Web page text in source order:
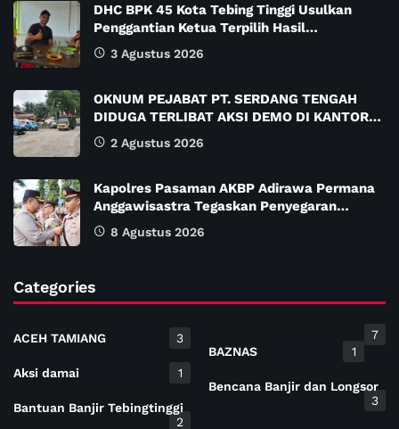
DHC BPK 45 Kota Tebing Tinggi Usulkan
Penggantian Ketua Terpilih Hasil…
3 Agustus 2026
OKNUM PEJABAT PT. SERDANG TENGAH
DIDUGA TERLIBAT AKSI DEMO DI KANTOR…
2 Agustus 2026
Kapolres Pasaman AKBP Adirawa Permana
Anggawisastra Tegaskan Penyegaran…
8 Agustus 2026
Categories
ACEH TAMIANG 3
Aksi damai 1
Bantuan Banjir Tebingtinggi
2
7
BAZNAS
1
Bencana Banjir dan Longsor
3